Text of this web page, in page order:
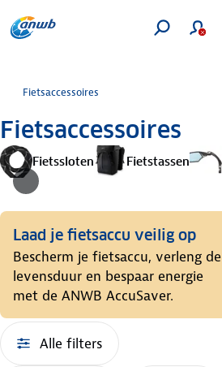
Fietsaccessoires
Fietsaccessoires
Fietssloten Fietstassen
Laad je fietsaccu veilig op
Bescherm je fietsaccu, verleng de
levensduur en bespaar energie
met de ANWB AccuSaver.
Alle filters